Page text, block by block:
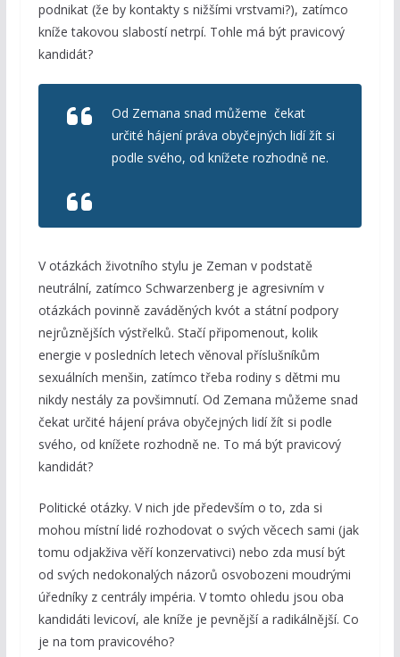
podnikat (že by kontakty s nižšími vrstvami?), zatímco
kníže takovou slabostí netrpí. Tohle má být pravicový
kandidát?
Od Zemana snad můžeme čekat
určité hájení práva obyčejných lidí žít si
podle svého, od knížete rozhodně ne.
V otázkách životního stylu je Zeman v podstatě
neutrální, zatímco Schwarzenberg je agresivním v
otázkách povinně zaváděných kvót a státní podpory
nejrůznějších výstřelků. Stačí připomenout, kolik
energie v posledních letech věnoval příslušníkům
sexuálních menšin, zatímco třeba rodiny s dětmi mu
nikdy nestály za povšimnutí. Od Zemana můžeme snad
čekat určité hájení práva obyčejných lidí žít si podle
svého, od knížete rozhodně ne. To má být pravicový
kandidát?
Politické otázky. V nich jde především o to, zda si
mohou místní lidé rozhodovat o svých věcech sami (jak
tomu odjakživa věří konzervativci) nebo zda musí být
od svých nedokonalých názorů osvobozeni moudrými
úředníky z centrály impéria. V tomto ohledu jsou oba
kandidáti levicoví, ale kníže je pevnější a radikálnější. Co
je na tom pravicového?